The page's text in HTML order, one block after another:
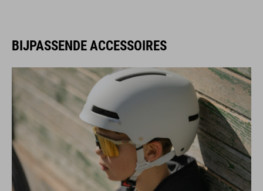
BIJPASSENDE ACCESSOIRES